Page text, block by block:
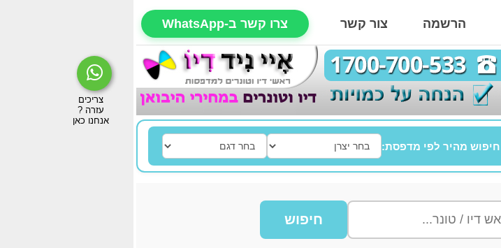
הרשמה צור קשר צרו קשר ב-WhatsApp
חיפוש מהיר לפי מדפסת:
חיפוש